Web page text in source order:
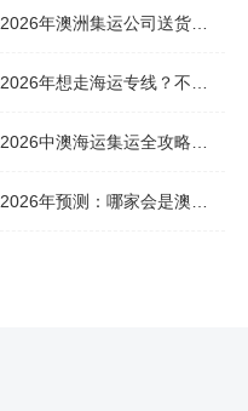
2026年澳洲集运公司送货上门服务哪家好：靠谱品牌选型指南
2026年想走海运专线？不容错过的达尔文集运海运专线推荐！
2026中澳海运集运全攻略，拼箱 / 整柜怎么选？价格、时效、避坑指南
2026年预测：哪家会是澳洲集运里差评最多的“众矢之的”？